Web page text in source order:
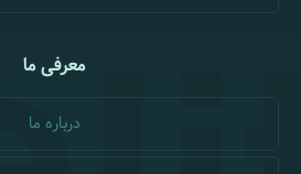
معرفی ما
درباره ما